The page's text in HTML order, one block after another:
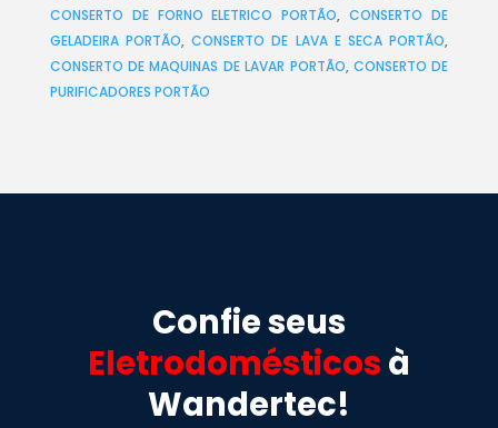
CONSERTO DE FORNO ELETRICO PORTÃO,CONSERTO DE
GELADEIRA PORTÃO,CONSERTO DE LAVA E SECA PORTÃO,
CONSERTO DE MAQUINAS DE LAVAR PORTÃO, CONSERTO DE
PURIFICADORES PORTÃO
Confie seus
Eletrodomésticos à
Wandertec!